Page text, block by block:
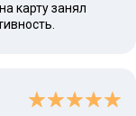
карту занял